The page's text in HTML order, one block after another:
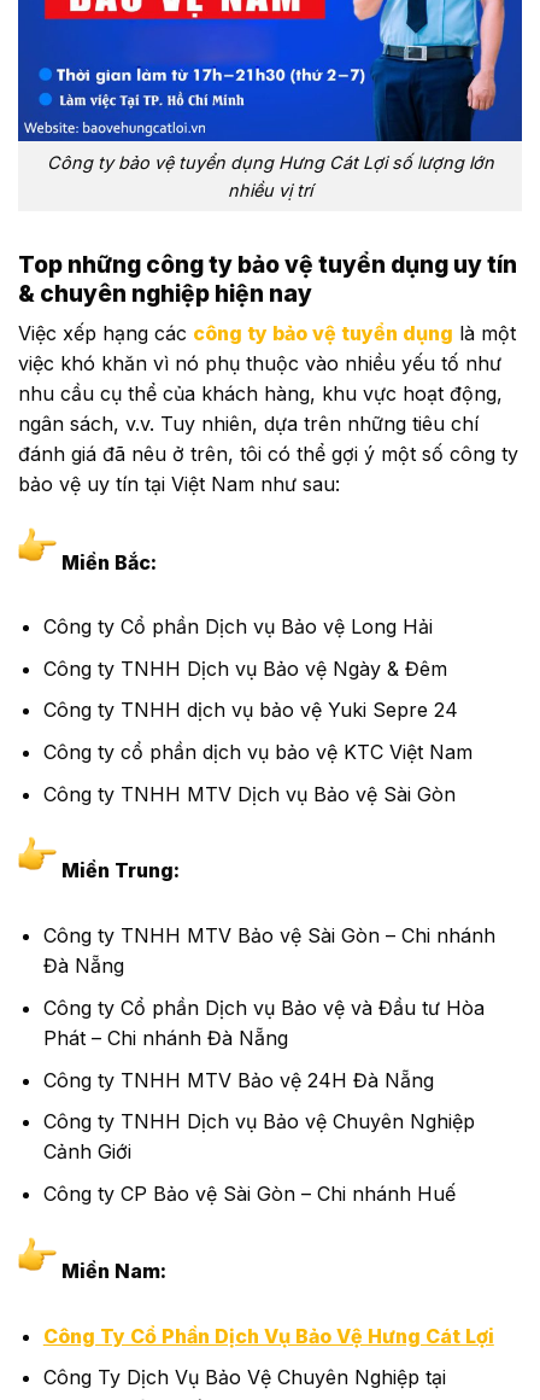
Công ty bảo vệ tuyển dụng Hưng Cát Lợi số lượng lớn
nhiều vị trí
Top những công ty bảo vệ tuyển dụng uy tín
& chuyên nghiệp hiện nay
Việc xếp hạng các công ty bảo vệ tuyển dụng là một
việc khó khăn vì nó phụ thuộc vào nhiều yếu tố như
nhu cầu cụ thể của khách hàng, khu vực hoạt động,
ngân sách, v.v. Tuy nhiên, dựa trên những tiêu chí
đánh giá đã nêu ở trên, tôi có thể gợi ý một số công ty
bảo vệ uy tín tại Việt Nam như sau:
Miền Bắc:
Công ty Cổ phần Dịch vụ Bảo vệ Long Hải
Công ty TNHH Dịch vụ Bảo vệ Ngày & Đêm
Công ty TNHH dịch vụ bảo vệ Yuki Sepre 24
Công ty cổ phần dịch vụ bảo vệ KTC Việt Nam
Công ty TNHH MTV Dịch vụ Bảo vệ Sài Gòn
Miền Trung:
Công ty TNHH MTV Bảo vệ Sài Gòn – Chi nhánh
Đà Nẵng
Công ty Cổ phần Dịch vụ Bảo vệ và Đầu tư Hòa
Phát – Chi nhánh Đà Nẵng
Công ty TNHH MTV Bảo vệ 24H Đà Nẵng
Công ty TNHH Dịch vụ Bảo vệ Chuyên Nghiệp
Cảnh Giới
Công ty CP Bảo vệ Sài Gòn – Chi nhánh Huế
Miền Nam:
Công Ty Cổ Phần Dịch Vụ Bảo Vệ Hưng Cát Lợi
Công Ty Dịch Vụ Bảo Vệ Chuyên Nghiệp tại